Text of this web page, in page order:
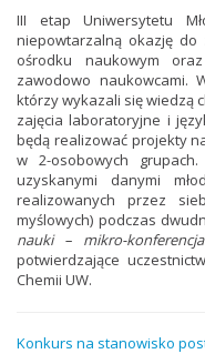
III etap Uniwersytetu
niepowtarzalną okazję
ośrodku naukowym
zawodowo naukowcami.
którzy wykazali się wiedzą
zajęcia laboratoryjne i
będą realizować projekty
w 2-osobowych
uzyskanymi danymi
realizowanych przez
myślowych) podczas
nauki – mikro-
potwierdzające
Chemii UW.
Konkurs na stanowisko